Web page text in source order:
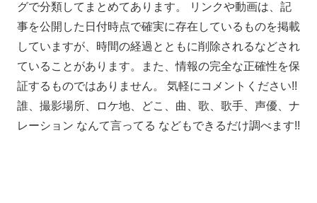
グで分類してまとめてあります。 リンクや動画は、記
事を公開した日付時点で確実に存在しているものを掲載
していますが、時間の経過とともに削除されるなどされ
ていることがあります。また、情報の完全な正確性を保
証するものではありません。 気軽にコメントください!!
誰、撮影場所、ロケ地、どこ、曲、歌、歌手、声優、ナ
レーション なんて言ってる などもできるだけ調べます!!